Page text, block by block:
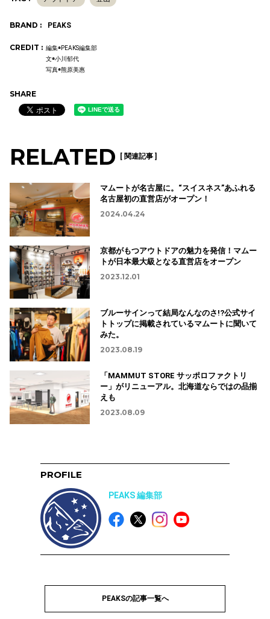
BRAND : PEAKS
CREDIT : 編集◉PEAKS編集部
文◉小川郁代
写真◉熊原美惠
SHARE
RELATED [ 関連記事 ]
マムートが名古屋に。“スイスネス”あふれる
名古屋初の直営店がオープン！
2024.04.24
京都がもつアウトドアの魅力を発信！マムー
トが日本最大級となる直営店をオープン
2023.12.01
ブルーサインって結局なんなのさ!?公式サイ
トトップに掲載されているマムートに聞いて
みた。
2023.08.19
「MAMMUT STORE サッポロファクトリ
ー」がリニューアル。北海道ならではの品揃
えも
2023.08.09
PROFILE
PEAKS 編集部
PEAKSの記事一覧へ